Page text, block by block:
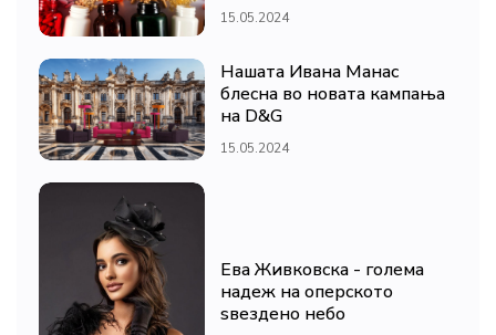
15.05.2024
Нашата Ивана Манас
блесна во новата кампања
на D&G
15.05.2024
Ева Живковска - голема
надеж на оперското
ѕвездено небо